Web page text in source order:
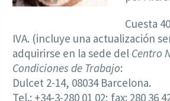
Cuesta
IVA. (incluye una actualización
adquirirse en la sede del Centro
Condiciones de Trabajo:
Dulcet 2-14, 08034 Barcelona.
Tel.: +34-3-280 01 02; fax: 280 36